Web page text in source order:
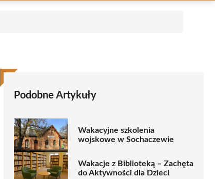
Podobne Artykuły
Wakacyjne szkolenia
wojskowe w Sochaczewie
Wakacje z Biblioteką – Zachęta
do Aktywności dla Dzieci